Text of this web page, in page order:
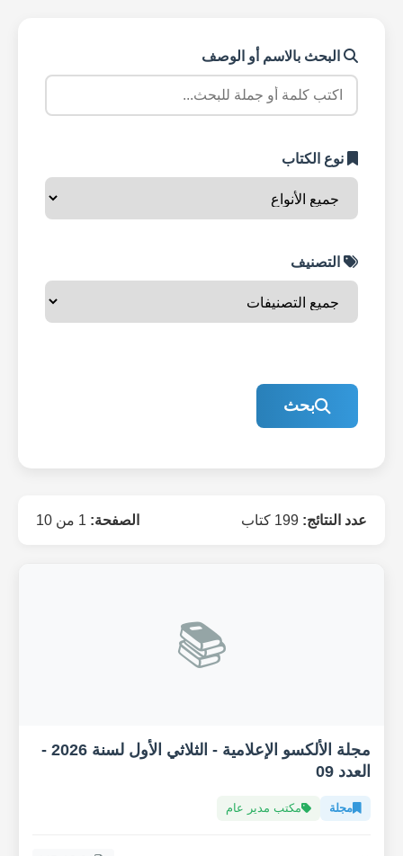
البحث بالاسم أو الوصف
نوع الكتاب
التصنيف
بحث
عدد النتائج: الصفحة:
📚
مجلة الألكسو الإعلامية - الثلاثي الأول لسنة 2026 -
العدد 09
مجلة مكتب مدير عام